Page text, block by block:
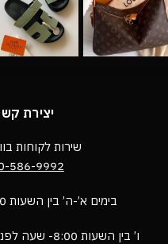
יצירת
שירות לקוחות
586-9992
בימים א’-ה’ בין השעות 9:00 – 18:00 ,
ו’ בין השעות